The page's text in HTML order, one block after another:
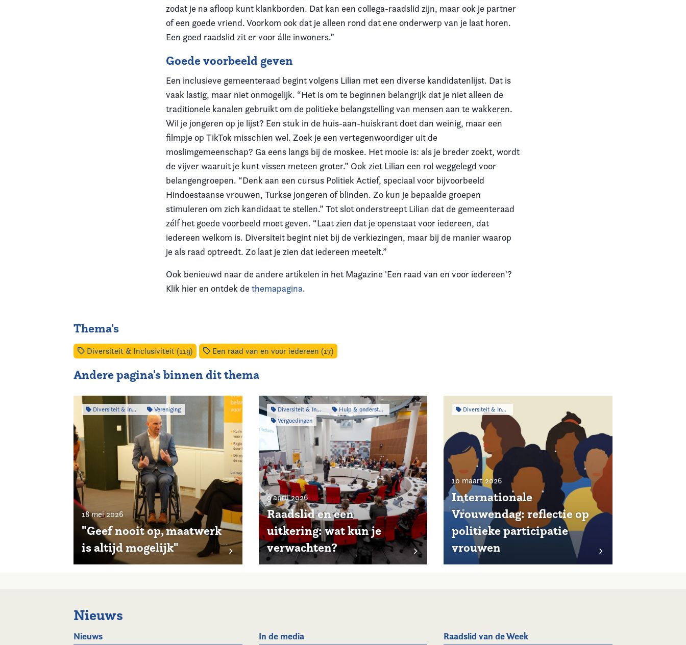
zodat je na afloop kunt klankborden. Dat kan een collega-raadslid zijn, maar ook je partner
of een goede vriend. Voorkom ook dat je alleen rond dat ene onderwerp van je laat horen.
Een goed raadslid zit er voor álle inwoners.”
Goede voorbeeld geven
Een inclusieve gemeenteraad begint volgens Lilian met een diverse kandidatenlijst. Dat is
vaak lastig, maar niet onmogelijk. “Het is om te beginnen belangrijk dat je niet alleen de
traditionele kanalen gebruikt om de politieke belangstelling van mensen aan te wakkeren.
Wil je jongeren op je lijst? Een stuk in de huis-aan-huiskrant doet dan weinig, maar een
filmpje op TikTok misschien wel. Zoek je een vertegenwoordiger uit de
moslimgemeenschap? Ga eens langs bij de moskee. Het mooie is: als je breder zoekt, wordt
de vijver waaruit je kunt vissen meteen groter.” Ook ziet Lilian een rol weggelegd voor
belangengroepen. “Denk aan een cursus Politiek Actief, speciaal voor bijvoorbeeld
Hindoestaanse vrouwen, Turkse jongeren of blinden. Zo kun je bepaalde groepen
stimuleren om zich kandidaat te stellen.” Tot slot onderstreept Lilian dat de gemeenteraad
zélf het goede voorbeeld moet geven. “Laat zien dat je openstaat voor iedereen, dat
iedereen welkom is. Diversiteit begint niet bij de verkiezingen, maar bij de manier waarop
je als raad optreedt. Zo laat je zien dat iedereen meetelt.”
Ook benieuwd naar de andere artikelen in het Magazine 'Een raad van en voor iedereen'?
Klik hier en ontdek dethemapagina.
Thema's
Diversiteit & Inclusiviteit (119) Een raad van en voor iedereen (17)
Andere pagina's binnen dit thema
Diversiteit & Inclusiviteit Vereniging
18 mei 2026
"Geef nooit op, maatwerk
is altijd mogelijk"
Diversiteit & Inclusiviteit
Hulp & ondersteuning
Vergoedingen
9 april 2026
Raadslid en een
uitkering: wat kun je
verwachten?
Diversiteit & Inclusiviteit
10 maart 2026
Internationale
Vrouwendag: reflectie op
politieke participatie
vrouwen
Nieuws
Nieuws In de media Raadslid van de Week